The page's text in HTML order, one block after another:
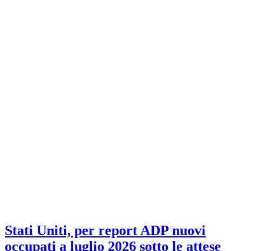
Stati Uniti, per report ADP nuovi
occupati a luglio 2026 sotto le attese